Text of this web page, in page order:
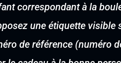
correspondant à la
une étiquette visible
de référence (numéro